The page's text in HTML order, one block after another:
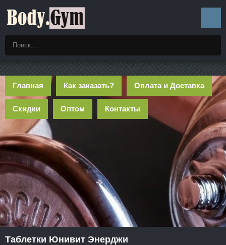
Главная Как заказать? Оплата и Доставка
Скидки Оптом Контакты
Таблетки Юнивит Энерджи